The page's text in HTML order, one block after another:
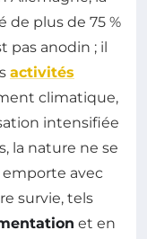
de plus de 75 %
pas anodin ; il
activités
climatique,
intensifiée
la nature ne se
avec
survie, tels
et en